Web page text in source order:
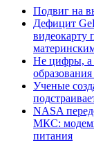
Подвиг на
Дефицит
видеокарту
Не цифры, а
Ученые
NASA
МКС:
питания